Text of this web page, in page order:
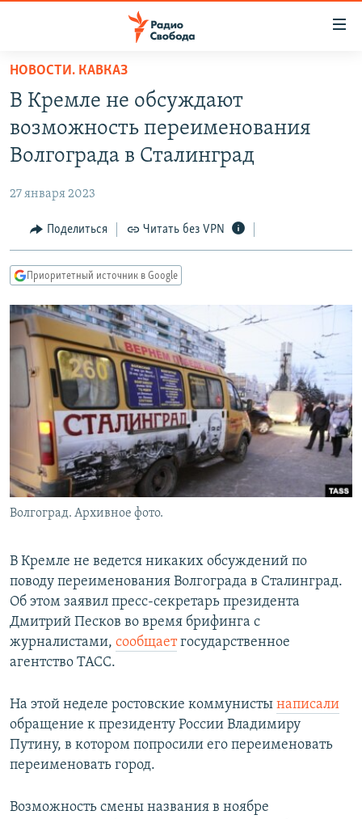
упрощенного
доступа
основному
Вернутся
Вернутся
поиску
ПОДКАСТЫ
АВТОРСКИЕ ПРОЕКТЫ
МНЕНИЯ
КУЛЬТУРА
КАВКАЗ.РЕАЛИИ
СЕВЕР.РЕАЛИИ
СИБИРЬ.РЕАЛИИ
РАСПИСАНИЕ ВЕЩАНИЯ
ПОДПИШИТЕСЬ НА РАССЫЛКУ
СОЦИАЛЬНЫЕ СЕТИ
Все сайты РСЕ/РС
НОВОСТИ. КАВКАЗ
В Кремле не обсуждают
возможность переименования
Волгограда в Сталинград
27 января 2023
Поделиться Читать без VPN
Приоритетный источник в Google
Волгоград. Архивное фото.
В Кремле не ведется никаких обсуждений по
поводу переименования Волгограда в Сталинград.
Об этом заявил пресс-секретарь президента
Дмитрий Песков во время брифинга с
журналистами, сообщаетгосударственное
агентство ТАСС.
На этой неделе ростовские коммунисты написали
обращение к президенту России Владимиру
Путину, в котором попросили его переименовать
переименовать город.
Возможность смены названия в ноябре